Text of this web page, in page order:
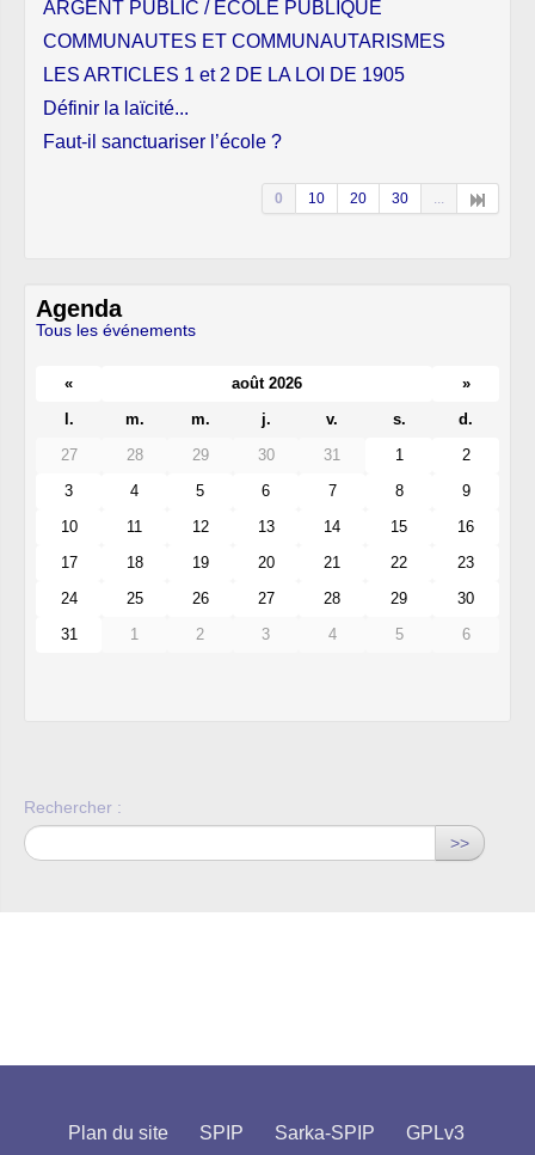
ARGENT PUBLIC / ECOLE PUBLIQUE
COMMUNAUTES ET COMMUNAUTARISMES
LES ARTICLES 1 et 2 DE LA LOI DE 1905
Définir la laïcité...
Faut-il sanctuariser l’école ?
0 10 20 30
Agenda
Tous les événements
« août 2026
»
l.
m. m. j. v. s.
d.
27
28 29 30 31 1
2
3
4 5 6 7 8
9
10
11 12 13 14 15
16
17
18 19 20 21 22
23
24
25 26 27 28 29
30
31
1 2 3 4 5 6
Rechercher :
>>
Plan du site SPIP Sarka-SPIP GPLv3